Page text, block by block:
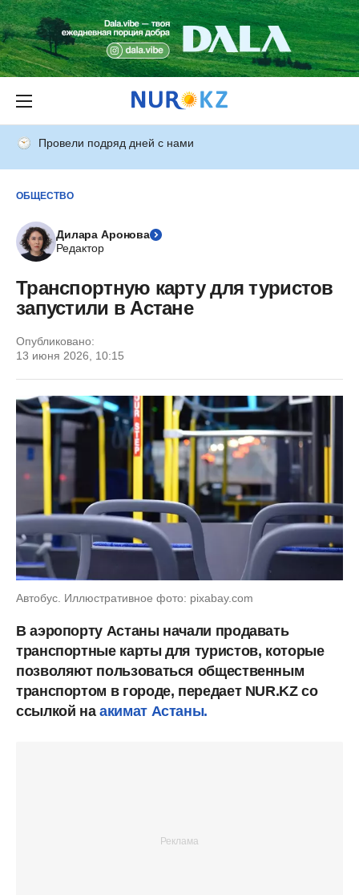
Провели подряд дней с нами
ОБЩЕСТВО
Дилара Аронова
Редактор
Транспортную карту для туристов
запустили в Астане
Опубликовано:
13 июня 2026, 10:15
Автобус. Иллюстративное фото: pixabay.com
В аэропорту Астаны начали продавать
транспортные карты для туристов, которые
позволяют пользоваться общественным
транспортом в городе, передает NUR.KZ со
ссылкой наакимат Астаны.